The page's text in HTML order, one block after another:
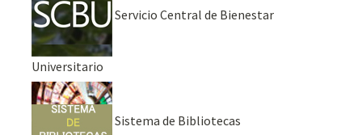
Servicio Central de Bienestar
Universitario
Sistema de Bibliotecas